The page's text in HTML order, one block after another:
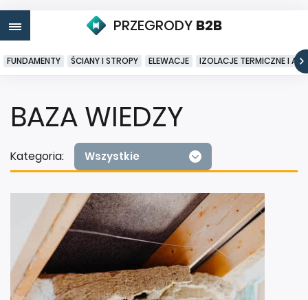
PRZEGRODY B2B
FUNDAMENTY ŚCIANY I STROPY ELEWACJE IZOLACJE TERMICZNE I
BAZA WIEDZY
Kategoria: Wszystkie